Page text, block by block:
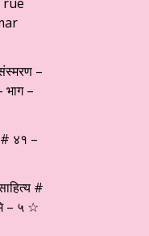
–
भाग –
# ४१ –
#
– ५ ☆